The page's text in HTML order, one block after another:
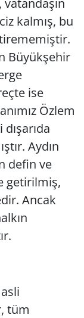
kalmış, bu
Büyükşehir
ise
Özlem
Aydın
defin ve
getirilmiş,
Ancak
tüm